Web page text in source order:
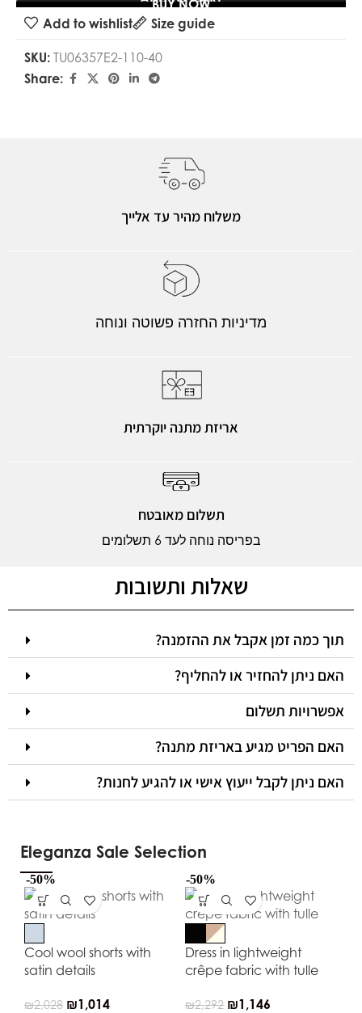
BUY NOW
Add to wishlist
Size guide
SKU: TU06357E2-110-40
Share:
משלוח מהיר עד אלייך
מדיניות החזרה פשוטה ונוחה
אריזת מתנה יוקרתית
תשלום מאובטח
בפריסה נוחה לעד 6 תשלומים
שאלות ותשובות
תוך כמה זמן אקבל את ההזמנה?
האם ניתן להחזיר או להחליף?
אפשרויות תשלום
האם הפריט מגיע באריזת מתנה?
האם ניתן לקבל ייעוץ אישי או להגיע לחנות?
Eleganza Sale Selection
-50%
Cool wool shorts with
satin details
₪2,028 ₪1,014
-50%
Dress in lightweight
crêpe fabric with tulle
₪2,292 ₪1,146